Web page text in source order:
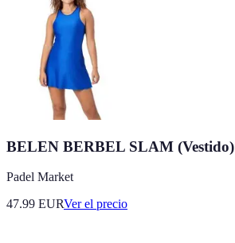
BELEN BERBEL SLAM (Vestido)
Padel Market
47.99 EURVer el precio